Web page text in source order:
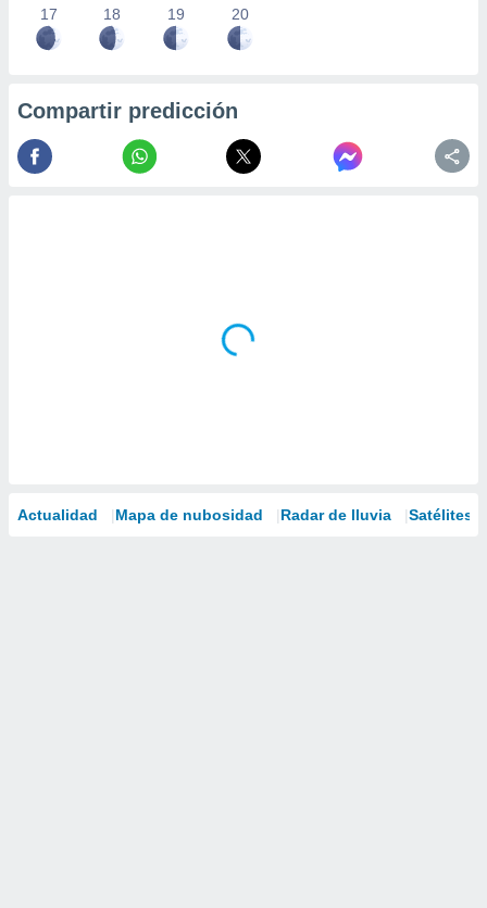
17 18 19 20
Compartir predicción
Actualidad Mapa de nubosidad Radar de lluvia Satélites